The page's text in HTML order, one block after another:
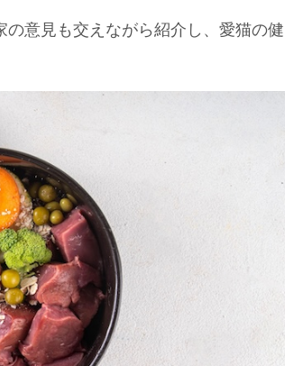
意見も交えながら紹介し、愛猫の健